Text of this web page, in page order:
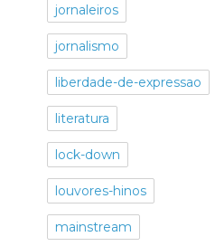
jornaleiros
jornalismo
liberdade-de-expressao
literatura
lock-down
louvores-hinos
mainstream